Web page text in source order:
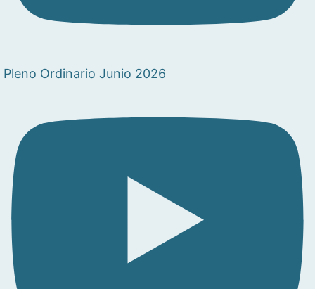
Pleno Ordinario Junio 2026